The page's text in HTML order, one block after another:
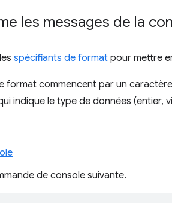
les messages de la
spécifiants de format pour mettre
format commencent par un
indique le type de données (entier,
de console suivante.